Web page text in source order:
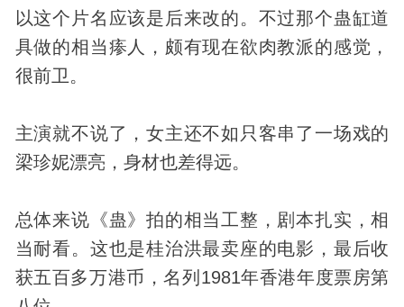
以这个片名应该是后来改的。不过那个蛊缸道
具做的相当瘆人，颇有现在欲肉教派的感觉，
很前卫。
主演就不说了，女主还不如只客串了一场戏的
梁珍妮漂亮，身材也差得远。
总体来说《蛊》拍的相当工整，剧本扎实，相
当耐看。这也是桂治洪最卖座的电影，最后收
获五百多万港币，名列1981年香港年度票房第